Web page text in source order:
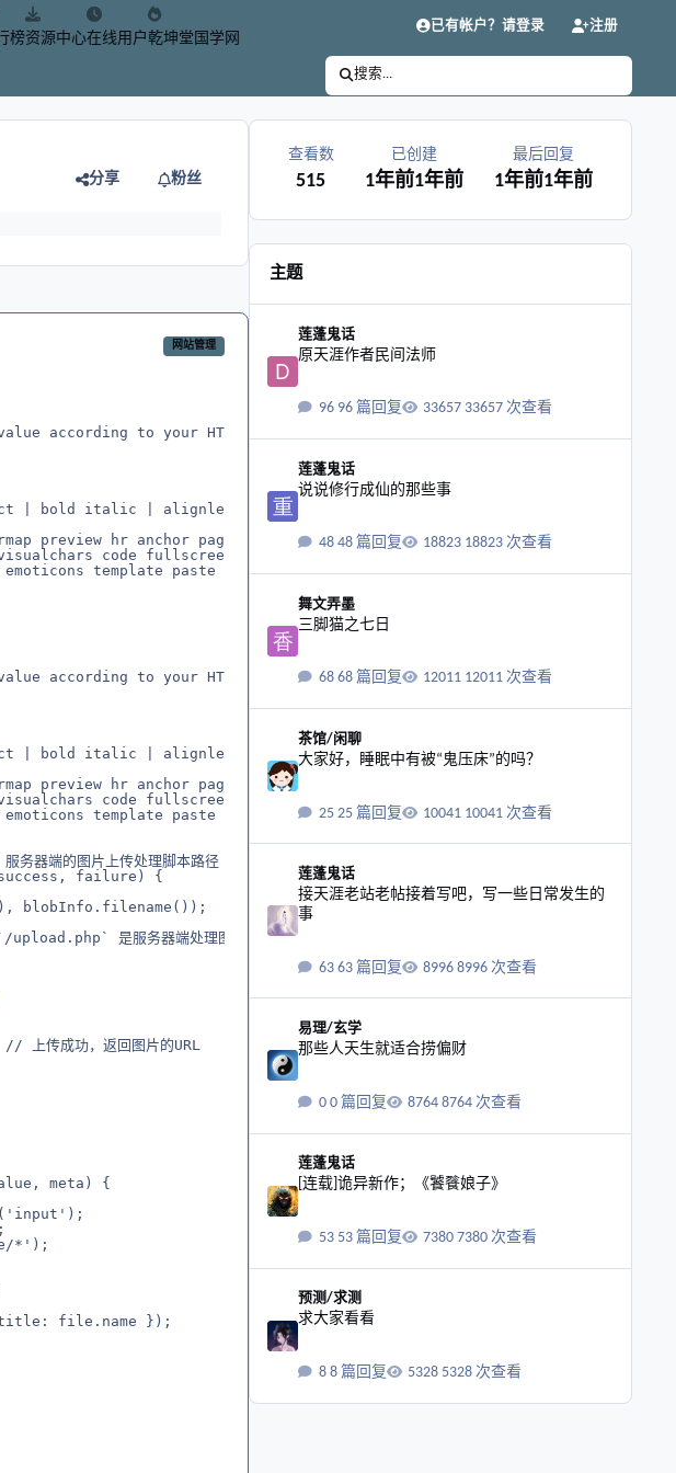
榜资源中心在线用户乾坤堂国学网
已有帐户？请登录 注册
搜索...
分享 粉丝
网站管理
according to your HTML
| bold italic | alignleft aligncenter alignright alignjustify | bullist
preview hr anchor pagebreak spellchecker',
code fullscreen insertdatetime media nonbreaking',
template paste textcolor'
according to your HTML
| bold italic | alignleft aligncenter alignright alignjustify | bullist
preview hr anchor pagebreak spellchecker',
code fullscreen insertdatetime media nonbreaking',
template paste textcolor'
端的图片上传处理脚本路径
failure) {
blobInfo.filename());
是服务器端处理图片上传的接口
传成功，返回图片的URL
meta) {
*');
file.name });
查看数
515
已创建
1年前1年前
最后回复
1年前1年前
主题
原天涯作者民间法师
莲蓬鬼话
原天涯作者民间法师
96 篇回复 33657 次查看
莲蓬鬼话
说说修行成仙的那些事
48 篇回复 18823 次查看
舞文弄墨
三脚猫之七日
68 篇回复 12011 次查看
茶馆/闲聊
大家好，睡眠中有被“鬼压床”的吗？
25 篇回复 10041 次查看
莲蓬鬼话
接天涯老站老帖接着写吧，写一些日常发生的
事
63 篇回复 8996 次查看
易理/玄学
那些人天生就适合捞偏财
0 篇回复 8764 次查看
莲蓬鬼话
[连载]诡异新作；《饕餮娘子》
53 篇回复 7380 次查看
预测/求测
求大家看看
8 篇回复 5328 次查看